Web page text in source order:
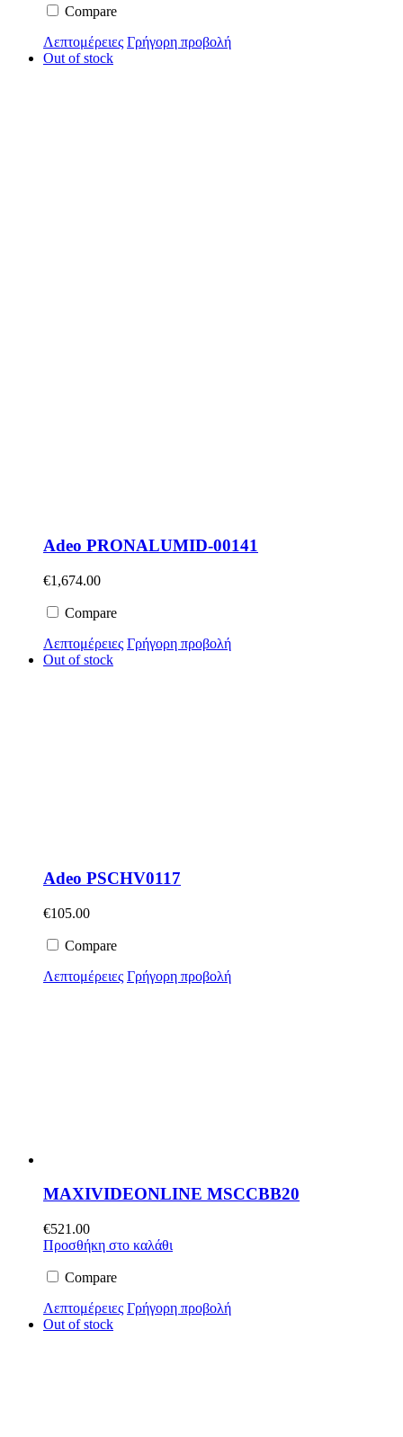
Compare
Λεπτομέρειες Γρήγορη προβολή
Out of stock
Adeo PRONALUMID-00141
€1,674.00
Compare
Λεπτομέρειες Γρήγορη προβολή
Out of stock
Adeo PSCHV0117
€105.00
Compare
Λεπτομέρειες Γρήγορη προβολή
MAXIVIDEONLINE MSCCBB20
€521.00
Προσθήκη στο καλάθι
Compare
Λεπτομέρειες Γρήγορη προβολή
Out of stock